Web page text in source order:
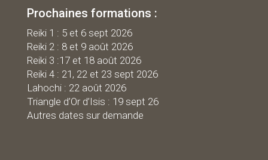
Prochaines formations :
Reiki 1 : 5 et 6 sept 2026
Reiki 2 : 8 et 9 août 2026
Reiki 3 :17 et 18 août 2026
Reiki 4 : 21, 22 et 23 sept 2026
Lahochi : 22 août 2026
Triangle d’Or d’Isis : 19 sept 26
Autres dates sur demande